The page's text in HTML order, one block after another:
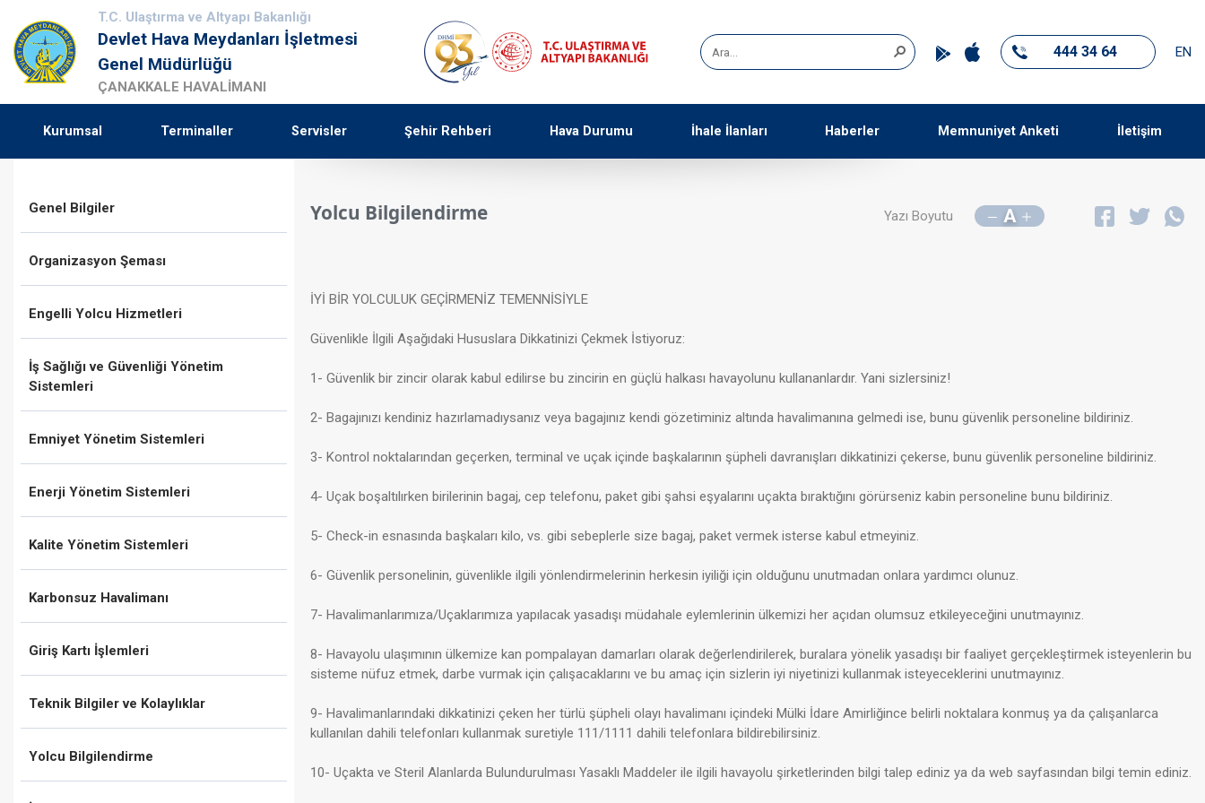
T.C. Ulaştırma ve Altyapı Bakanlığı
Devlet Hava Meydanları İşletmesi
Genel Müdürlüğü
ÇANAKKALE HAVALİMANI
444 34 64 EN
Kurumsal Terminaller Servisler Şehir Rehberi Hava Durumu İhale İlanları Haberler Memnuniyet Anketi İletişim
Genel Bilgiler
Organizasyon Şeması
Engelli Yolcu Hizmetleri
İş Sağlığı ve Güvenliği Yönetim
Sistemleri
Emniyet Yönetim Sistemleri
Enerji Yönetim Sistemleri
Kalite Yönetim Sistemleri
Karbonsuz Havalimanı
Giriş Kartı İşlemleri
Teknik Bilgiler ve Kolaylıklar
Yolcu Bilgilendirme
Yolcu Bilgilendirme Yazı Boyutu A
İYİ BİR YOLCULUK GEÇİRMENİZ TEMENNİSİYLE
Güvenlikle İlgili Aşağıdaki Hususlara Dikkatinizi Çekmek İstiyoruz:
1 - Güvenlik bir zincir olarak kabul edilirse bu zincirin en güçlü halkası havayolunu kullananlardır. Yani sizlersiniz!
2- Bagajınızı kendiniz hazırlamadıysanız veya bagajınız kendi gözetiminiz altında havalimanına gelmedi ise, bunu güvenlik personeline bildiriniz.
3- Kontrol noktalarından geçerken, terminal ve uçak içinde başkalarının şüpheli davranışları dikkatinizi çekerse, bunu güvenlik personeline bildiriniz.
4- Uçak boşaltılırken birilerinin bagaj, cep telefonu, paket gibi şahsi eşyalarını uçakta bıraktığını görürseniz kabin personeline bunu bildiriniz.
5- Check-in esnasında başkaları kilo, vs. gibi sebeplerle size bagaj, paket vermek isterse kabul etmeyiniz.
6- Güvenlik personelinin, güvenlikle ilgili yönlendirmelerinin herkesin iyiliği için olduğunu unutmadan onlara yardımcı olunuz.
7- Havalimanlarımıza/Uçaklarımıza yapılacak yasadışı müdahale eylemlerinin ülkemizi her açıdan olumsuz etkileyeceğini unutmayınız.
8- Havayolu ulaşımının ülkemize kan pompalayan damarları olarak değerlendirilerek, buralara yönelik yasadışı bir faaliyet gerçekleştirmek isteyenlerin bu
sisteme nüfuz etmek, darbe vurmak için çalışacaklarını ve bu amaç için sizlerin iyi niyetinizi kullanmak isteyeceklerini unutmayınız.
9- Havalimanlarındaki dikkatinizi çeken her türlü şüpheli olayı havalimanı içindeki Mülki İdare Amirliğince belirli noktalara konmuş ya da çalışanlarca
kullanılan dahili telefonları kullanmak suretiyle 111/1111 dahili telefonlara bildirebilirsiniz.
10- Uçakta ve Steril Alanlarda Bulundurulması Yasaklı Maddeler ile ilgili havayolu şirketlerinden bilgi talep ediniz ya da web sayfasından bilgi temin ediniz.